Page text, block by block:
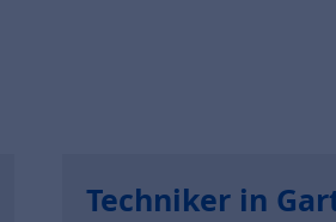
Techniker in